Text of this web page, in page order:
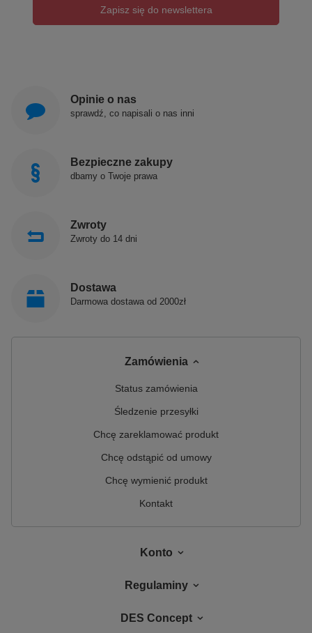
Zapisz się do newslettera
Opinie o nas
sprawdź, co napisali o nas inni
Bezpieczne zakupy
dbamy o Twoje prawa
Zwroty
Zwroty do 14 dni
Dostawa
Darmowa dostawa od 2000zł
Zamówienia
Status zamówienia
Śledzenie przesyłki
Chcę zareklamować produkt
Chcę odstąpić od umowy
Chcę wymienić produkt
Kontakt
Konto
Regulaminy
DES Concept